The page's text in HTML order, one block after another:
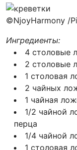
©NjoyHarmony /
Ингредиенты:
4 столовые
2 столовые
1 столовая
2 чайных
1 чайная
1/2 чайной
перца
1/4 чайной
1 столовая